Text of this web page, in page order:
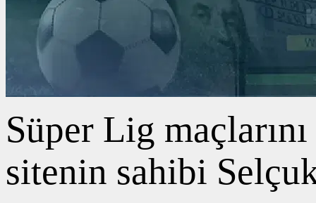
Süper Lig
sitenin sahibi